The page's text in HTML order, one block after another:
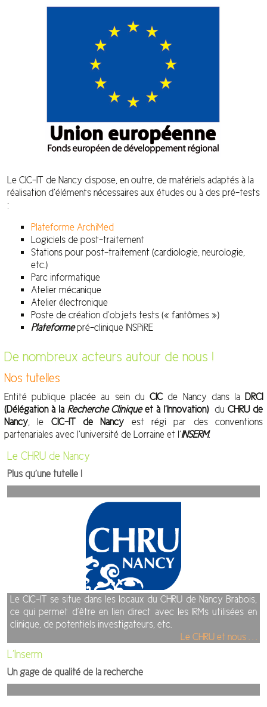
Le CIC-IT de Nancy dispose, en outre, de matériels adaptés à la
réalisation d’éléments nécessaires aux études ou à des pré-tests
:
Plateforme ArchiMed
Logiciels de post-traitement
Stations pour post-traitement (cardiologie, neurologie,
etc.)
Parc informatique
Atelier mécanique
Atelier électronique
Poste de création d’objets tests (« fantômes »)
Plateformepré-clinique INSPiRE
De nombreux acteurs autour de nous !
Nos tutelles
Entité publique placée au sein duCICde Nancy dans la DRCI
(Délégation à la Recherche Cliniqueet à l’Innovation)duCHRU de
Nancy, le CIC-IT de Nancy est régi par des conventions
partenariales avec l’université de Lorraine et l’INSERM.
Le CHRU de Nancy
Plus qu’une tutelle !
Le CIC-IT se situe dans les locaux du CHRU de Nancy Brabois,
ce qui permet d’être en lien direct avec les IRMs utilisées en
clinique, de potentiels investigateurs, etc.
Le CHRU et nous . . .
L’Inserm
Un gage de qualité de la recherche